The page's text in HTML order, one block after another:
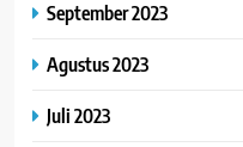
September 2023
Agustus 2023
Juli 2023